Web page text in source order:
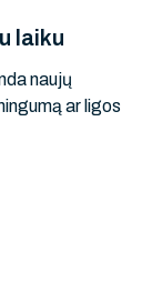
laiku
naujų
ar ligos